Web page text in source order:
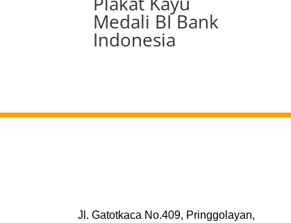
Medali BI Bank
Indonesia
Jl. Gatotkaca No.409, Pringgolayan,